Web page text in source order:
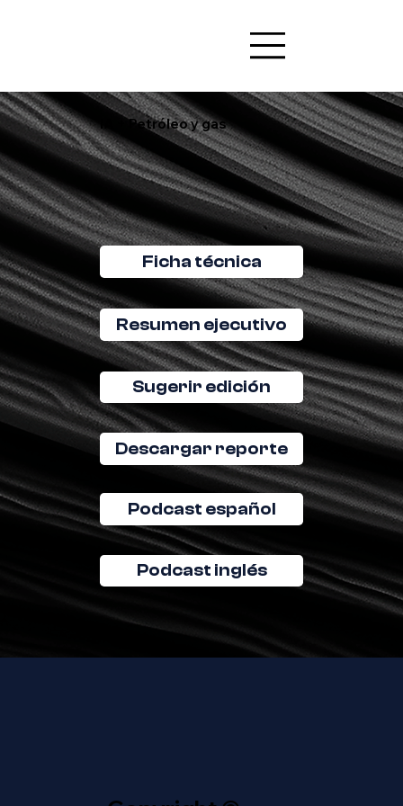
Ficha técnica
Descargar reporte
IA + Petróleo y gas
Resumen ejecutivo
Podcast español
Sugerir edición
Podcast inglés